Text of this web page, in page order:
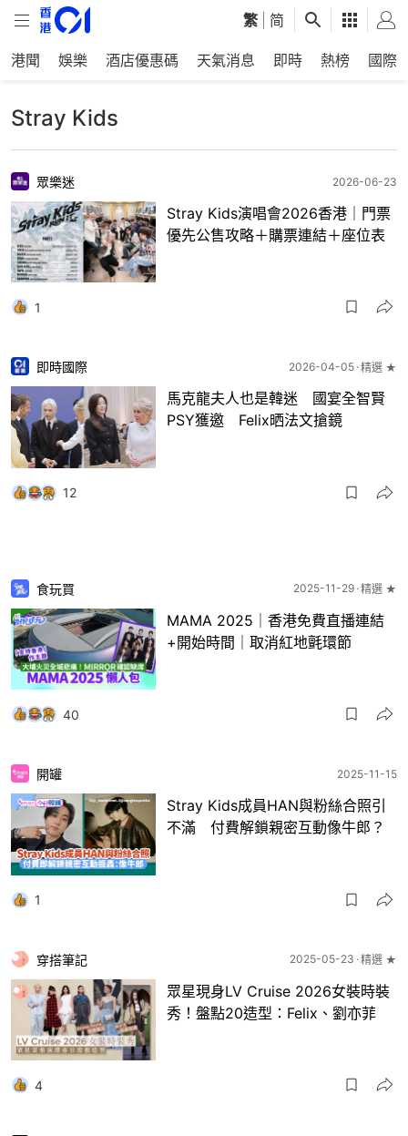
繁 简
港聞 娛樂 酒店優惠碼 天氣消息 即時 熱榜 國際
Stray Kids
眾樂迷 2026-06-23
Stray Kids演唱會2026香港｜門票
優先公售攻略＋購票連結＋座位表
1
即時國際 2026-04-05 精選 ★
馬克龍夫人也是韓迷 國宴全智賢
PSY獲邀 Felix晒法文搶鏡
12
食玩買 2025-11-29 精選 ★
MAMA 2025｜香港免費直播連結
+開始時間｜取消紅地氈環節
40
開罐 2025-11-15
Stray Kids成員HAN與粉絲合照引
不滿 付費解鎖親密互動像牛郎？
1
穿搭筆記 2025-05-23 精選 ★
眾星現身LV Cruise 2026女裝時裝
秀！盤點20造型：Felix、劉亦菲
4